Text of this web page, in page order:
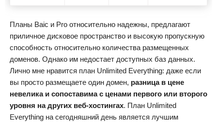
Планы Baic и Pro относительно надежны, предлагают
приличное дисковое пространство и высокую пропускную
способность относительно количества размещенных
доменов. Однако им недостает доступных баз данных.
Лично мне нравится план Unlimited Everything: даже если
вы просто размещаете один домен, разница в цене
невелика и сопоставима с ценами первого или второго
уровня на других веб-хостингах. План Unlimited
Everything на сегодняшний день является лучшим